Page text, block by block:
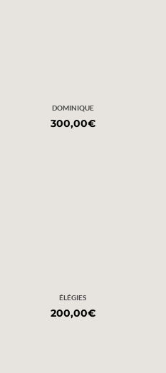
DOMINIQUE
300,00€
ÉLÉGIES
200,00€